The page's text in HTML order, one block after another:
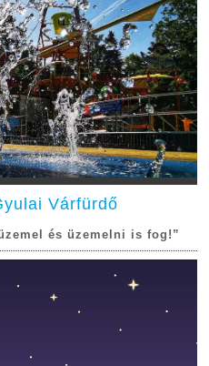
Várfürdő
és üzemelni is fog!”